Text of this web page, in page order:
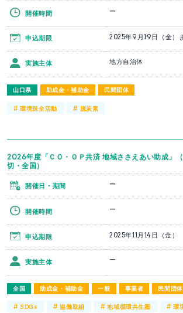
山口県 助成金・補助金 民間団体
開催時間 ー
申込期限 2025年9月19日（金）
実施主体 地方自治体
#環境保全活動 # 脱炭素
2026年度「ＣＯ・ＯＰ共済 地域ささえあい助成」
切・全国）
全国 助成金・補助金 一般 事業者 民間団体
開催日・期間 ー
開催時間 ー
申込期限 2025年11月14日（金）
実施主体 ー
#SDGs #協働取組 #地域循環共生圏 #環